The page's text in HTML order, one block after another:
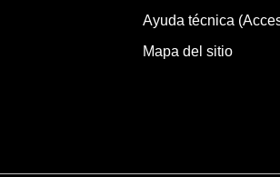
Ayuda técnica
Mapa del sitio